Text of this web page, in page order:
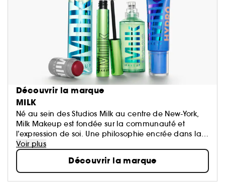
Découvrir la marque
MILK
Né au sein des Studios Milk au centre de New-York,
Milk Makeup est fondée sur la communauté et
l’expression de soi. Une philosophie encrée dans la
liberté de vivre son look et de célébrer ce qui le rend
unique.
Qu’il s’agisse de l’Hydro Grip Primer and Setting
Spray, produit primé devenu viral, ou des best-sellers
Lip + Cheek et Matte Bronzer Sticks, Milk Makeup
Voir plus
Découvrir la marque